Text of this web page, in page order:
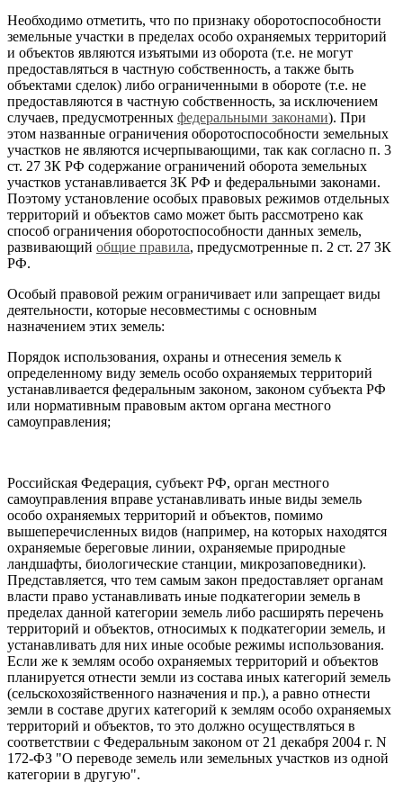
Необходимо отметить, что по признаку оборотоспособности
земельные участки в пределах особо охраняемых территорий
и объектов являются изъятыми из оборота (т.е. не могут
предоставляться в частную собственность, а также быть
объектами сделок) либо ограниченными в обороте (т.е. не
предоставляются в частную собственность, за исключением
случаев, предусмотренных федеральными законами). При
этом названные ограничения оборотоспособности земельных
участков не являются исчерпывающими, так как согласно п. 3
ст. 27 ЗК РФ содержание ограничений оборота земельных
участков устанавливается ЗК РФ и федеральными законами.
Поэтому установление особых правовых режимов отдельных
территорий и объектов само может быть рассмотрено как
способ ограничения оборотоспособности данных земель,
развивающий общие правила, предусмотренные п. 2 ст. 27 ЗК
РФ.
Особый правовой режим ограничивает или запрещает виды
деятельности, которые несовместимы с основным
назначением этих земель:
Порядок использования, охраны и отнесения земель к
определенному виду земель особо охраняемых территорий
устанавливается федеральным законом, законом субъекта РФ
или нормативным правовым актом органа местного
самоуправления;
Российская Федерация, субъект РФ, орган местного
самоуправления вправе устанавливать иные виды земель
особо охраняемых территорий и объектов, помимо
вышеперечисленных видов (например, на которых находятся
охраняемые береговые линии, охраняемые природные
ландшафты, биологические станции, микрозаповедники).
Представляется, что тем самым закон предоставляет органам
власти право устанавливать иные подкатегории земель в
пределах данной категории земель либо расширять перечень
территорий и объектов, относимых к подкатегории земель, и
устанавливать для них иные особые режимы использования.
Если же к землям особо охраняемых территорий и объектов
планируется отнести земли из состава иных категорий земель
(сельскохозяйственного назначения и пр.), а равно отнести
земли в составе других категорий к землям особо охраняемых
территорий и объектов, то это должно осуществляться в
соответствии с Федеральным законом от 21 декабря 2004 г. N
172-ФЗ "О переводе земель или земельных участков из одной
категории в другую".